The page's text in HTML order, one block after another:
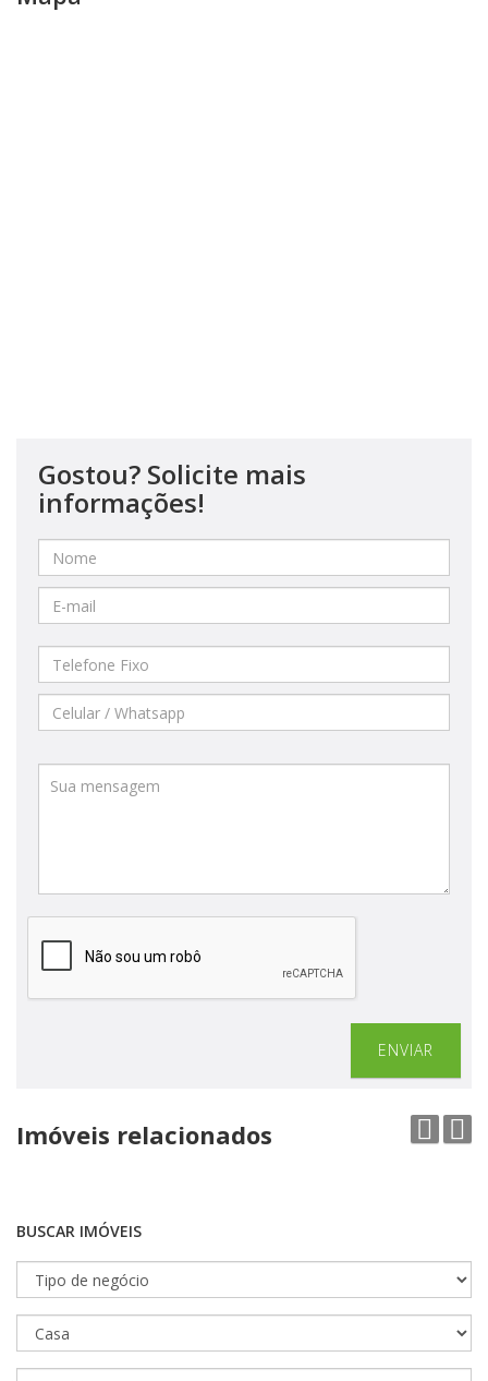
Gostou? Solicite mais
informações!
ENVIAR
Imóveis relacionados
BUSCAR IMÓVEIS